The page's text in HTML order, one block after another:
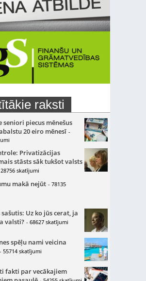
raksti
seniori piecus mēnešus
20 eiro mēnesī -
Privatizācijas
stāsts sāk tukšot valsts
skatījumi
makā nejūt - 78135
sašutis: Uz ko jūs cerat, ja
valsti? - 68627 skatījumi
spēļu nami veicina
- 55714 skatījumi
fakti par vecākajiem